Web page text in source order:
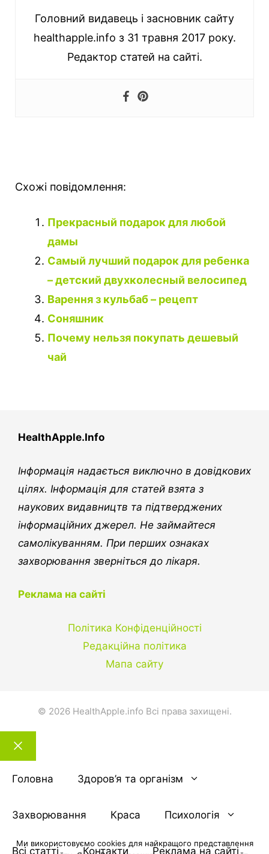
Головний видавець і засновник сайту
healthapple.info з 31 травня 2017 року.
Редактор статей на сайті.
Схожі повідомлення:
Прекрасный подарок для любой
дамы
Самый лучший подарок для ребенка
– детский двухколесный велосипед
Варення з кульбаб – рецепт
Соняшник
Почему нельзя покупать дешевый
чай
HealthApple.Info
Інформація надається виключно в довідкових
цілях. Інформація для статей взята з
наукових видавництв та підтверджених
інформаційних джерел. Не займайтеся
самолікуванням. При перших ознаках
захворювання зверніться до лікаря.
Реклама на сайті
Політика Конфіденційності
Редакційна політика
Мапа сайту
© 2026 HealthApple.info Всі права захищені.
Закрити
тему
Головна Здоров’я та організм
Захворювання Краса Психологія
Всі статті Контакти Реклама на сайті
Ми використовуємо cookies для найкращого представлення